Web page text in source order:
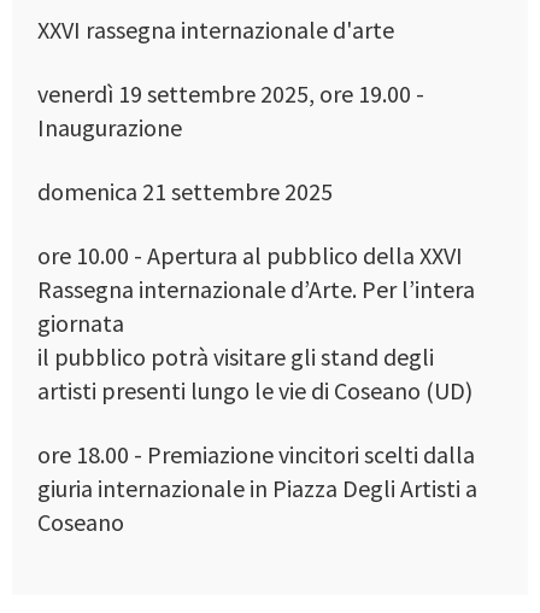
XXVI rassegna internazionale d'arte
venerdì 19 settembre 2025, ore 19.00 -
Inaugurazione
domenica 21 settembre 2025
ore 10.00 - Apertura al pubblico della XXVI
Rassegna internazionale d’Arte. Per l’intera
giornata
il pubblico potrà visitare gli stand degli
artisti presenti lungo le vie di Coseano (UD)
ore 18.00 - Premiazione vincitori scelti dalla
giuria internazionale in Piazza Degli Artisti a
Coseano